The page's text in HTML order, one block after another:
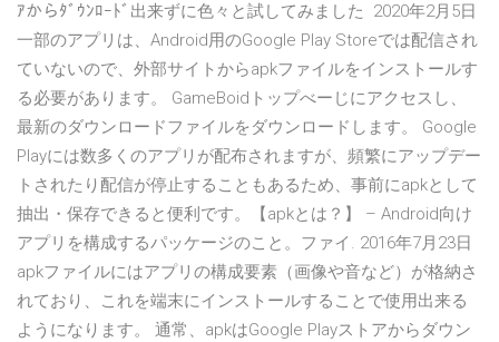
ｱからﾀﾞｳﾝﾛｰﾄﾞ出来ずに色々と試してみました 2020年2月5日
一部のアプリは、Android用のGoogle Play Storeでは配信され
ていないので、外部サイトからapkファイルをインストールす
る必要があります。 GameBoidトップべーじにアクセスし、
最新のダウンロードファイルをダウンロードします。 Google
Playには数多くのアプリが配布されますが、頻繁にアップデー
トされたり配信が停止することもあるため、事前にapkとして
抽出・保存できると便利です。【apkとは？】 – Android向け
アプリを構成するパッケージのこと。ファイ. 2016年7月23日
apkファイルにはアプリの構成要素（画像や音など）が格納さ
れており、これを端末にインストールすることで使用出来る
ようになります。 通常、apkはGoogle Playストアからダウン